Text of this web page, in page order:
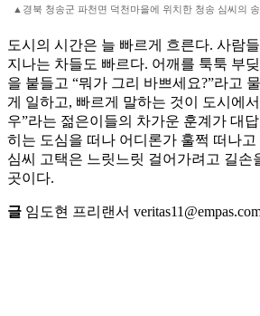
▲경북 청송군 파천면 덕천마을에 위치한 청송 심씨의
도시의 시간은 늘 빠르게 흐른다. 사람
지나는 차들도 빠르다. 어깨를 툭툭 부
을 붙들고 “뭐가 그리 바쁘세요?”라고
게 일하고, 빠르게 말하는 것이 도시에
우”라는 젊은이들의 차가운 훈계가 대
히는 도심을 떠나 어디론가 훌쩍 떠나
심씨 고택은 느릿느릿 걸어가려고 길손
곳이다.
글 임도현 프리랜서